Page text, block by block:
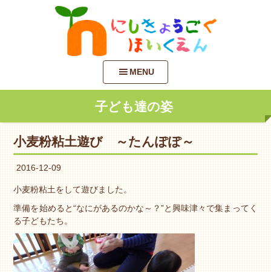
MENU
子ども達の姿
小麦粉粘土遊び ～たんぽぽ～
2016-12-09
小麦粉粘土をして遊びました。
準備を始めると“なにがあるのかな～？”と興味津々で集まってく
る子どもたち。